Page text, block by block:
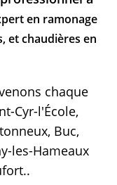
en ramonage
et chaudières en
chaque
Cyr-l'École,
Buc,
les-Hameaux